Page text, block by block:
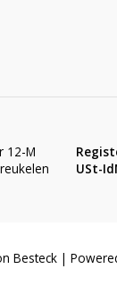
12-M
USt-
Besteck |